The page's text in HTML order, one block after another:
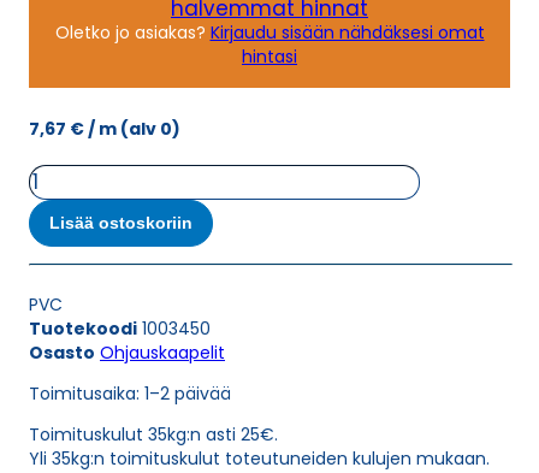
halvemmat hinnat
Oletko jo asiakas? Kirjaudu sisään nähdäksesi omat
hintasi
7,67 €/ m (alv 0)
Ohjauskaapeli
ÖPVC-
JZ
0,6/1
KV
SCHWARZ
3G4
määrä
Lisää ostoskoriin
PVC
Tuotekoodi 1003450
Osasto Ohjauskaapelit
Toimitusaika: 1–2 päivää
Toimituskulut 35kg:n asti 25€.
Yli 35kg:n toimituskulut toteutuneiden kulujen mukaan.